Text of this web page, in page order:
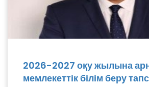
2026-2027 оқу жылына
мемлекеттік білім беру